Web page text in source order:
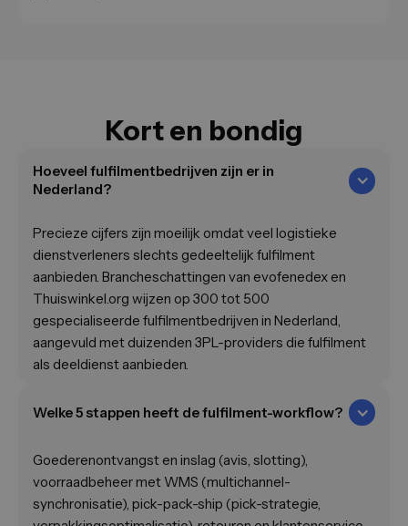
Kort en bondig
Hoeveel fulfilmentbedrijven zijn er in
Nederland?
Precieze cijfers zijn moeilijk omdat veel logistieke
dienstverleners slechts gedeeltelijk fulfilment
aanbieden. Brancheschattingen van evofenedex en
Thuiswinkel.org wijzen op 300 tot 500
gespecialiseerde fulfilmentbedrijven in Nederland,
aangevuld met duizenden 3PL-providers die fulfilment
als deeldienst aanbieden.
Welke 5 stappen heeft de fulfilment-workflow?
Goederenontvangst en inslag (avis, slotting),
voorraadbeheer met WMS (multichannel-
synchronisatie), pick-pack-ship (pick-strategie,